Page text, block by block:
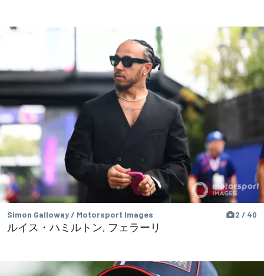
Simon Galloway / Motorsport Images 2 / 40
ルイス・ハミルトン, フェラーリ